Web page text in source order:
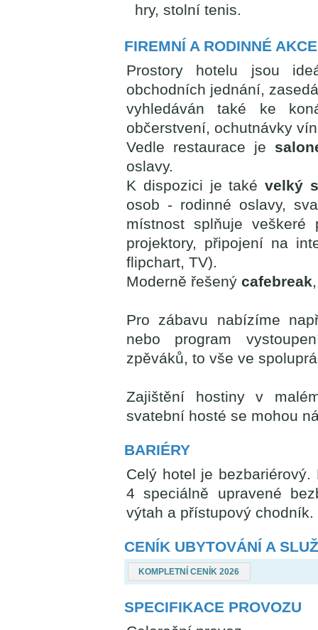
hry, stolní tenis.
FIREMNÍ A RODINNÉ AKCE
Prostory hotelu jsou
obchodních jednání,
vyhledáván také ke
občerstvení, ochutnávky
Vedle restaurace je
oslavy.
K dispozici je také velký
osob - rodinné oslavy,
místnost splňuje
projektory, připojení na
flipchart, TV).
Moderně řešený cafebreak
Pro zábavu nabízíme
nebo program
zpěváků, to vše ve
Zajištění hostiny v
svatební hosté se mohou
BARIÉRY
Celý hotel je
4 speciálně upravené
výtah a přístupový chodník.
CENÍK UBYTOVÁNÍ A
KOMPLETNÍ CENÍK 2026
SPECIFIKACE PROVOZU